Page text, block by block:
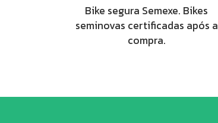
Bike segura Semexe. Bikes
seminovas certificadas após a
compra.